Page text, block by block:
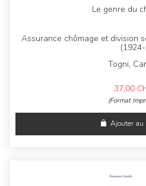
Le genre du
Assurance chômage et division
(1924-
Togni,
37,00
(Format
Ajouter au